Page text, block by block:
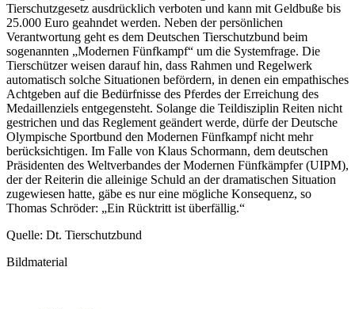
Tierschutzgesetz ausdrücklich verboten und kann mit Geldbuße bis
25.000 Euro geahndet werden. Neben der persönlichen
Verantwortung geht es dem Deutschen Tierschutzbund beim
sogenannten „Modernen Fünfkampf“ um die Systemfrage. Die
Tierschützer weisen darauf hin, dass Rahmen und Regelwerk
automatisch solche Situationen befördern, in denen ein empathisches
Achtgeben auf die Bedürfnisse des Pferdes der Erreichung des
Medaillenziels entgegensteht. Solange die Teildisziplin Reiten nicht
gestrichen und das Reglement geändert werde, dürfe der Deutsche
Olympische Sportbund den Modernen Fünfkampf nicht mehr
berücksichtigen. Im Falle von Klaus Schormann, dem deutschen
Präsidenten des Weltverbandes der Modernen Fünfkämpfer (UIPM),
der der Reiterin die alleinige Schuld an der dramatischen Situation
zugewiesen hatte, gäbe es nur eine mögliche Konsequenz, so
Thomas Schröder: „Ein Rücktritt ist überfällig.“
Quelle: Dt. Tierschutzbund
Bildmaterial